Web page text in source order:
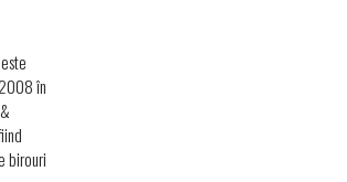
în
birouri